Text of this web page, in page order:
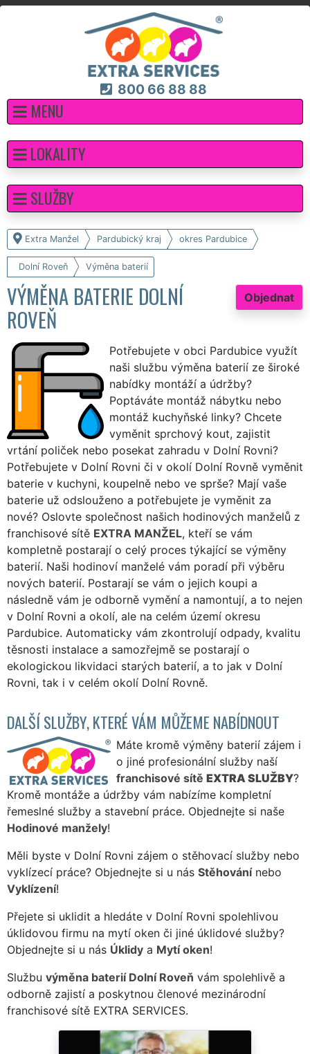
800 66 88 88
MENU
Extra Manžel Pardubický kraj okres Pardubice
Dolní Roveň Výměna baterií
Objednat
VÝMĚNA BATERIE DOLNÍ
ROVEŇ
Potřebujete v obci Pardubice využít
naši službu výměna baterií ze široké
nabídky montáží a údržby?
Poptáváte montáž nábytku nebo
montáž kuchyňské linky? Chcete
vyměnit sprchový kout, zajistit
vrtání poliček nebo posekat zahradu v Dolní Rovni?
Potřebujete v Dolní Rovni či v okolí Dolní Rovně vyměnit
baterie v kuchyni, koupelně nebo ve sprše? Mají vaše
baterie už odslouženo a potřebujete je vyměnit za
nové? Oslovte společnost našich hodinových manželů z
franchisové sítě EXTRA MANŽEL, kteří se vám
kompletně postarají o celý proces týkající se výměny
baterií. Naši hodinoví manželé vám poradí při výběru
nových baterií. Postarají se vám o jejich koupi a
následně vám je odborně vymění a namontují, a to nejen
v Dolní Rovni a okolí, ale na celém území okresu
Pardubice. Automaticky vám zkontrolují odpady, kvalitu
těsnosti instalace a samozřejmě se postarají o
ekologickou likvidaci starých baterií, a to jak v Dolní
Rovni, tak i v celém okolí Dolní Rovně.
DALŠÍ SLUŽBY, KTERÉ VÁM MŮŽEME NABÍDNOUT
Máte kromě výměny baterií zájem i
o jiné profesionální služby naší
franchisové sítě EXTRA SLUŽBY?
Kromě montáže a údržby vám nabízíme kompletní
řemeslné služby a stavební práce. Objednejte si naše
Hodinové manžely!
Měli byste v Dolní Rovni zájem o stěhovací služby nebo
vyklízecí práce? Objednejte si u nás Stěhovánínebo
Vyklízení!
Přejete si uklidit a hledáte v Dolní Rovni spolehlivou
úklidovou firmu na mytí oken či jiné úklidové služby?
Objednejte si u nás Úklidy a Mytí oken!
Službu výměna baterií Dolní Roveň vám spolehlivě a
odborně zajistí a poskytnou členové mezinárodní
franchisové sítě EXTRA SERVICES.
LOKALITY
SLUŽBY